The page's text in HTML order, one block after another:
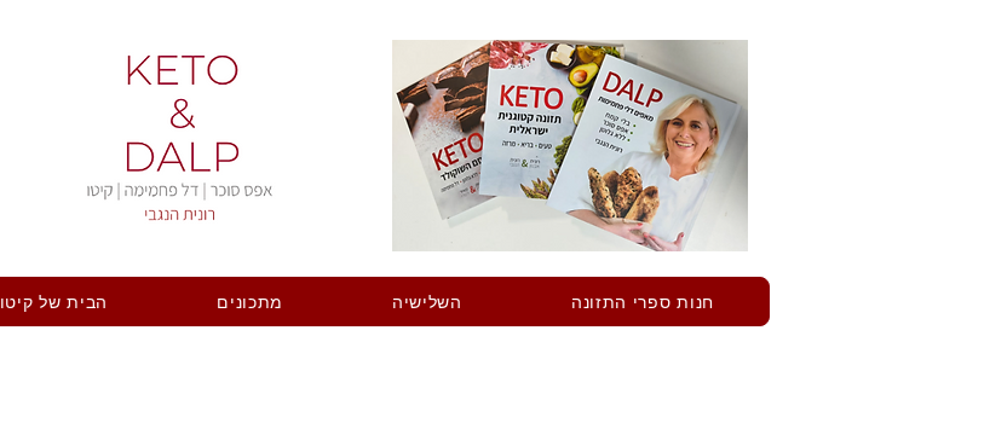
חנות ספרי התזונה השלישיה מתכונים הבית של קיטו